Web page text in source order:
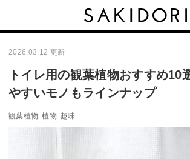
2026.03.12 更新
トイレ用の観葉植物おすすめ10
やすいモノもラインナップ
観葉植物 植物 趣味